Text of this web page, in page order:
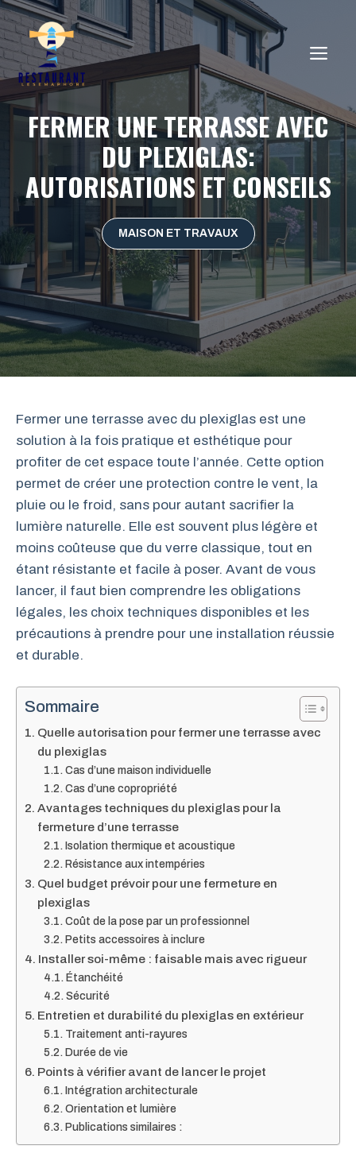
Aller
au
contenu
FERMER UNE TERRASSE AVEC
DU PLEXIGLAS:
AUTORISATIONS ET CONSEILS
MAISON ET TRAVAUX
Fermer une terrasse avec du plexiglas est une
solution à la fois pratique et esthétique pour
profiter de cet espace toute l’année. Cette option
permet de créer une protection contre le vent, la
pluie ou le froid, sans pour autant sacrifier la
lumière naturelle. Elle est souvent plus légère et
moins coûteuse que du verre classique, tout en
étant résistante et facile à poser. Avant de vous
lancer, il faut bien comprendre les obligations
légales, les choix techniques disponibles et les
précautions à prendre pour une installation réussie
et durable.
Sommaire
Quelle autorisation pour fermer une terrasse avec
du plexiglas
Cas d’une maison individuelle
Cas d’une copropriété
Avantages techniques du plexiglas pour la
fermeture d’une terrasse
Isolation thermique et acoustique
Résistance aux intempéries
Quel budget prévoir pour une fermeture en
plexiglas
Coût de la pose par un professionnel
Petits accessoires à inclure
Installer soi-même : faisable mais avec rigueur
Étanchéité
Sécurité
Entretien et durabilité du plexiglas en extérieur
Traitement anti-rayures
Durée de vie
Points à vérifier avant de lancer le projet
Intégration architecturale
Orientation et lumière
Publications similaires :